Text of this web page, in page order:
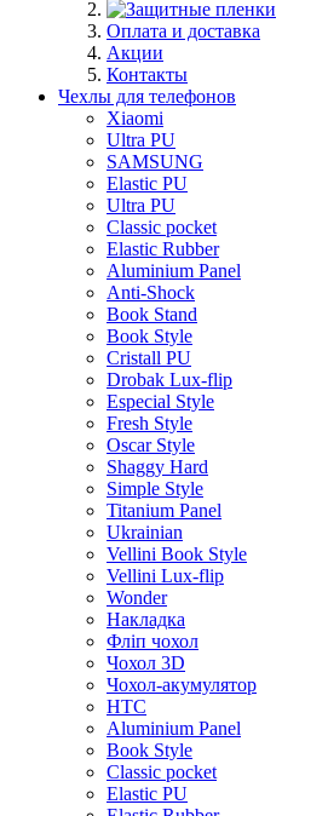
Оплата и доставка
Акции
Контакты
Чехлы для телефонов
Xiaomi
Ultra PU
SAMSUNG
Elastic PU
Ultra PU
Classic pocket
Elastic Rubber
Aluminium Panel
Anti-Shock
Book Stand
Book Style
Cristall PU
Drobak Lux-flip
Especial Style
Fresh Style
Oscar Style
Shaggy Hard
Simple Style
Titanium Panel
Ukrainian
Vellini Book Style
Vellini Lux-flip
Wonder
Накладка
Фліп чохол
Чохол 3D
Чохол-акумулятор
HTC
Aluminium Panel
Book Style
Classic pocket
Elastic PU